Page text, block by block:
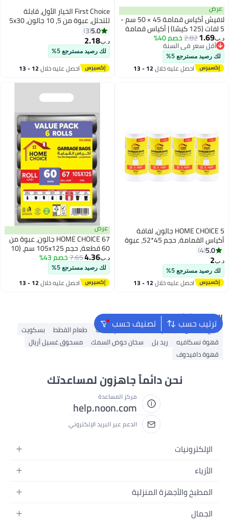
عرض
لافيش أكياس قمامة 45 × 50 سم -
5 لفات (125 كيسًا) | أكياس قمامة
صغيرة قابلة للتحلل الحيوي للمنزل
والمطبخ والمكتب | ألوان متنوعة
د.ب‏1.69
2.82خصم 40%
أقل سعر في السنة
أقل سعر في السنة
لك رصيد مسترجع 5%
احصل عليه خلال 12 - 13
First Choice الخيار الأول، قابلة
للتحلل، عبوة من 5، 10 جالون، 5x30
أكياس نفايات، بطانة سلة، أكياس
نفايات للاستخدام الداخلي والخارجي،
صغير جداً
5.0
3
د.ب‏2.18
لك رصيد مسترجع 5%
احصل عليه خلال 12 - 13
HOME CHOICE 5 جالون، لفافة
أكياس القمامة، حجم 45*52، عبوة
من 4 (120 كيس قمامة)، أكياس
سلة المكتب، أكياس سلة صغيرة
جداً
5.0
4
د.ب‏2
لك رصيد مسترجع 5%
احصل عليه خلال 12 - 13
عرض
HOME CHOICE 67 جالون، عبوة من
60 قطعة، حجم 105x125 سم، (10
أكياس قمامة × 6 لفات) أكياس
قمامة قابلة للتحلل البيولوجي،
عبوة مجمعة، عبوة قيمة
د.ب‏4.36
7.65خصم 43%
لك رصيد مسترجع 5%
احصل عليه خلال 12 - 13
ترتيب حسب تصنيف حسب البحث الشائع
بخاخ القماش طعام الأسماك طعام الكلاب طعام القطط
بسكويت
قهوة نسكافيه
ريد بل سخان حوض السمك
مسحوق غسيل أريال
قهوة دافيدوف
نحن دائماً جاهزون لمساعدتك
مركز المساعدة
help.noon.com
الدعم عبر البريد الإلكتروني
الإلكترونيات
الجوالات
اللابتوبات
الأجهزة المنزلية
الأزياء
أزياء نسائية
المطبخ والأجهزة المنزلية
الحمام
الجمال